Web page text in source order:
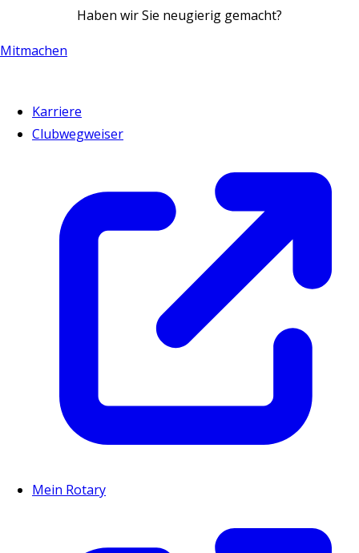
Haben wir Sie neugierig gemacht?
Mitmachen
Karriere
Clubwegweiser
Mein Rotary